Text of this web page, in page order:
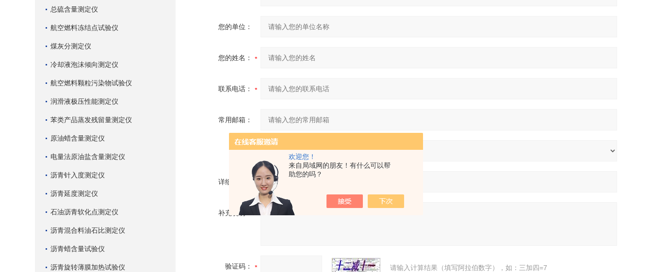
欢迎您！
来自局域网的朋友！有什么可以帮
助您的吗？
总硫含量测定仪
航空燃料冻结点试验仪
煤灰分测定仪
冷却液泡沫倾向测定仪
航空燃料颗粒污染物试验仪
润滑液极压性能测定仪
苯类产品蒸发残留量测定仪
原油蜡含量测定仪
电量法原油盐含量测定仪
沥青针入度测定仪
沥青延度测定仪
石油沥青软化点测定仪
沥青混合料油石比测定仪
沥青蜡含量试验仪
沥青旋转薄膜加热试验仪
您的单位：
您的姓名：
联系电话：
常用邮箱：
省份：
详细地址：
补充说明：
验证码： 请输入计算结果（填写阿拉伯数字），如：三加四=7